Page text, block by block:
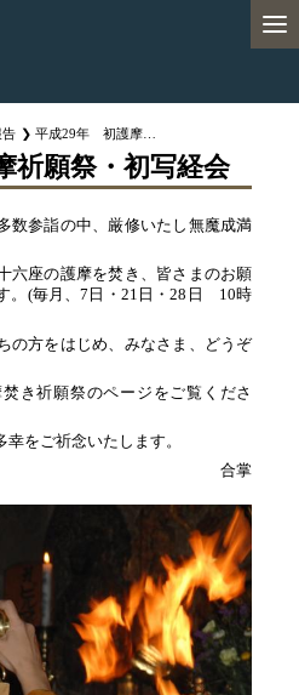
告
願祭・初写経会
数参詣の中、厳修いたし無魔成満
六座の護摩を焚き、皆さまのお願
。(毎月、7日・21日・28日 10時
の方をはじめ、みなさま、どうぞ
き祈願祭のページをご覧くださ
をご祈念いたします。
合掌